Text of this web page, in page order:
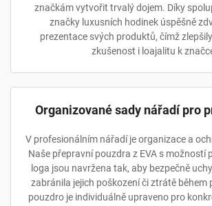
značkám vytvořit trvalý dojem. Díky
značky luxusních hodinek úspěšně
prezentace svých produktů, čímž
zkušenost i loajalitu k
Organizované sady nářadí pro
V profesionálním nářadí je organizace a
Naše přepravní pouzdra z EVA s možností
loga jsou navržena tak, aby bezpečně
zabránila jejich poškození či ztrátě během
pouzdro je individuálně upraveno pro